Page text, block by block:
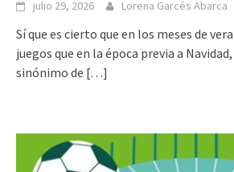
julio 29, 2026 Lorena Garcés Abarca
Sí que es cierto que en los meses de
juegos que en la época previa a
sinónimo de […]